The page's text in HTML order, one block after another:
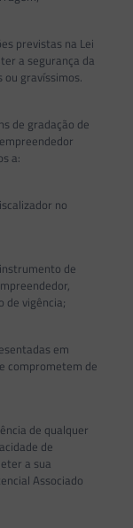
previstas na Lei
a segurança da
gravíssimos.
de gradação de
a:
no
de
de vigência;
em
comprometem de
de qualquer
de
a sua
Associado